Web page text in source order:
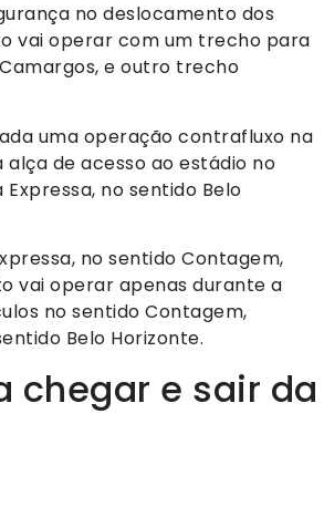
no deslocamento dos
vai operar com um trecho para
e outro trecho
uma operação contrafluxo na
de acesso ao estádio no
no sentido Belo
no sentido Contagem,
vai operar apenas durante a
no sentido Contagem,
Belo Horizonte.
chegar e sair da